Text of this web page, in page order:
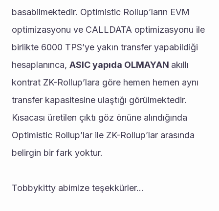
basabilmektedir. Optimistic Rollup’ların EVM
optimizasyonu ve CALLDATA optimizasyonu ile
birlikte 6000 TPS’ye yakın transfer yapabildiği
hesaplanınca, ASIC yapıda OLMAYAN akıllı
kontrat ZK-Rollup’lara göre hemen hemen aynı
transfer kapasitesine ulaştığı görülmektedir.
Kısacası üretilen çıktı göz önüne alındığında
Optimistic Rollup’lar ile ZK-Rollup’lar arasında
belirgin bir fark yoktur.
Tobbykitty abimize teşekkürler...